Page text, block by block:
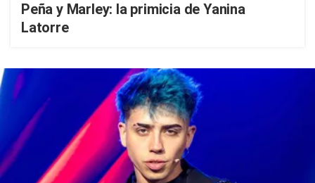
Peña y Marley: la primicia de Yanina
Latorre